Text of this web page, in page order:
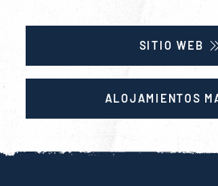
SITIO WEB
ALOJAMIENTOS